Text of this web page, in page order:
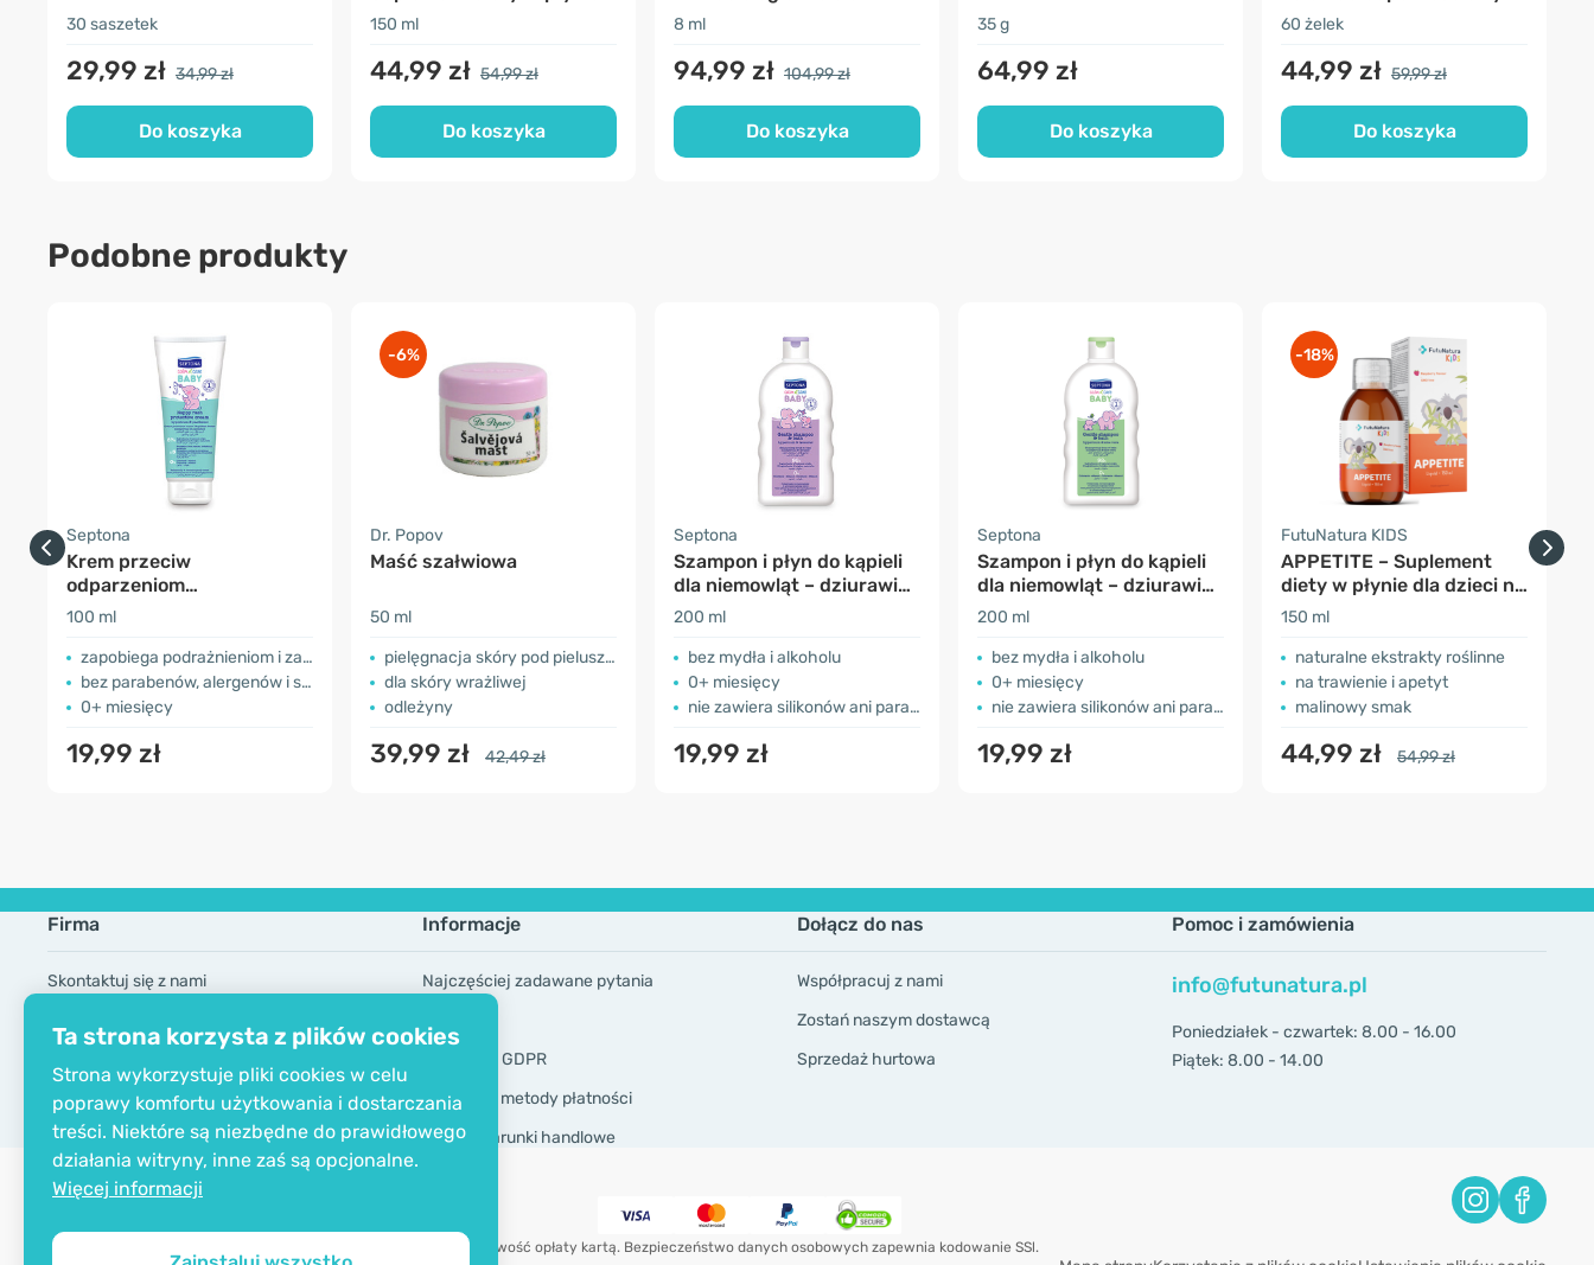
Ta strona korzysta z plików cookies
Strona wykorzystuje pliki cookies w celu
poprawy komfortu użytkowania i dostarczania
treści. Niektóre są niezbędne do prawidłowego
działania witryny, inne zaś są opcjonalne.
Więcej informacji
30 saszetek
29,99 zł 34,99 zł
Do koszyka
dla dzieci na sen
150 ml
44,99 zł 54,99 zł
Do koszyka
niemowląt
8 ml
94,99 zł 104,99 zł
Do koszyka
35 g
64,99 zł
Do koszyka
60 żelek
44,99 zł 59,99 zł
Do koszyka
Podobne produkty
Septona
Krem przeciw
odparzeniom
pieluszkowym -
B5
100 ml
zapobiega podrażnieniom i zaczerwienieniom
bez parabenów, alergenów i silikonów
0+ miesięcy
19,99 zł
-6%
Dr. Popov
Maść szałwiowa
50 ml
pielęgnacja skóry pod pieluszką
dla skóry wrażliwej
odleżyny
39,99 zł 42,49 zł
Septona
Szampon i płyn do kąpieli
dla niemowląt – dziurawiec
i lawenda
200 ml
bez mydła i alkoholu
0+ miesięcy
nie zawiera silikonów ani parabenów
19,99 zł
Septona
Szampon i płyn do kąpieli
dla niemowląt – dziurawiec
i aloes
200 ml
bez mydła i alkoholu
0+ miesięcy
nie zawiera silikonów ani parabenów
19,99 zł
-18%
FutuNatura KIDS
APPETITE – Suplement
diety w płynie dla dzieci na
apetyt
150 ml
naturalne ekstrakty roślinne
na trawienie i apetyt
malinowy smak
44,99 zł 54,99 zł
Firma
Skontaktuj się z nami
Informacje
Najczęściej zadawane pytania
Narzędzia GDPR
Dostawa i metody płatności
Ogólne warunki handlowe
Dołącz do nas
Współpracuj z nami
Zostań naszym dostawcą
Sprzedaż hurtowa
Pomoc i zamówienia
info@futunatura.pl
Poniedziałek - czwartek: 8.00 - 16.00
Piątek: 8.00 - 14.00
Możliwość opłaty kartą. Bezpieczeństwo danych osobowych zapewnia kodowanie SSl.